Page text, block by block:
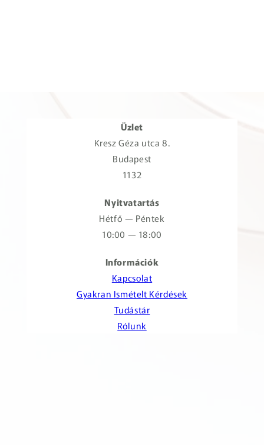
Üzlet
Kresz Géza utca 8.
Budapest
1132
Nyitvatartás
Hétfő — Péntek
10:00 — 18:00
Információk
Kapcsolat
Gyakran Ismételt Kérdések
Tudástár
Rólunk